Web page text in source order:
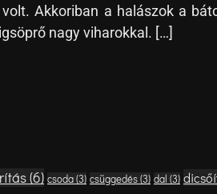
Akkoriban a halászok a
nagy viharokkal. […]
(6) csoda(3) csüggedés(3) dal (3)